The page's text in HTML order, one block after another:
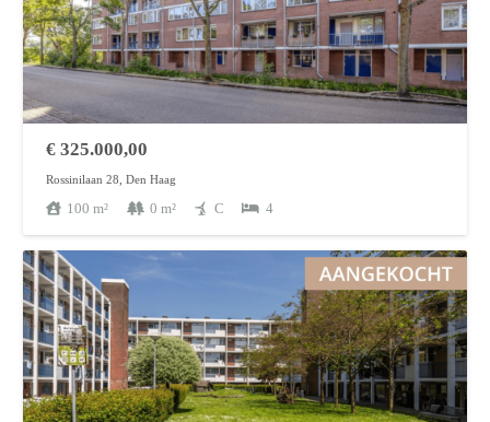
€ 325.000,00
Rossinilaan 28, Den Haag
100 m² 0 m² C 4